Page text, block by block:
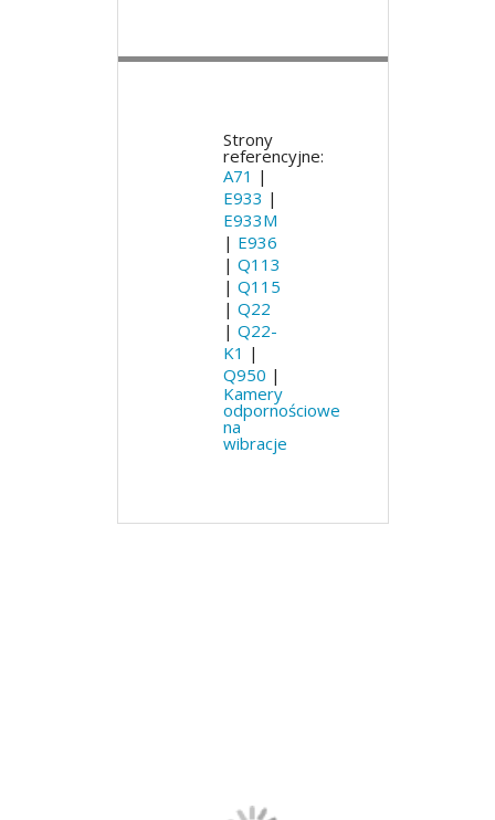
Strony
referencyjne:
A71 |
E933 |
E933M
| E936
|Q113
|Q115
|Q22
|Q22-
K1 |
Q950 |
Kamery
odpornościowe
na
wibracje